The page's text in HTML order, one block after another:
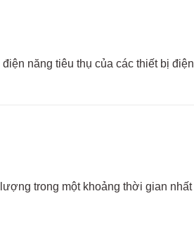
năng tiêu thụ của các thiết bị điện
trong một khoảng thời gian nhất